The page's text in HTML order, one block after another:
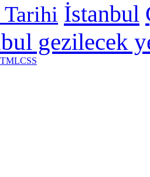
İstanbul
gezilecek
CSS